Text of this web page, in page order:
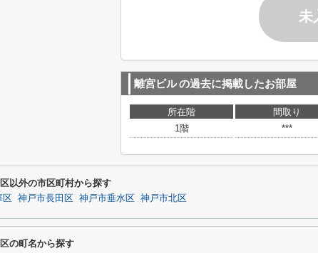
未
離宮ビルの過去に掲載したお部屋
所在階 間取り
1階
***
以外の市区町村から探す
区 神戸市長田区 神戸市垂水区 神戸市北区
の町名から探す